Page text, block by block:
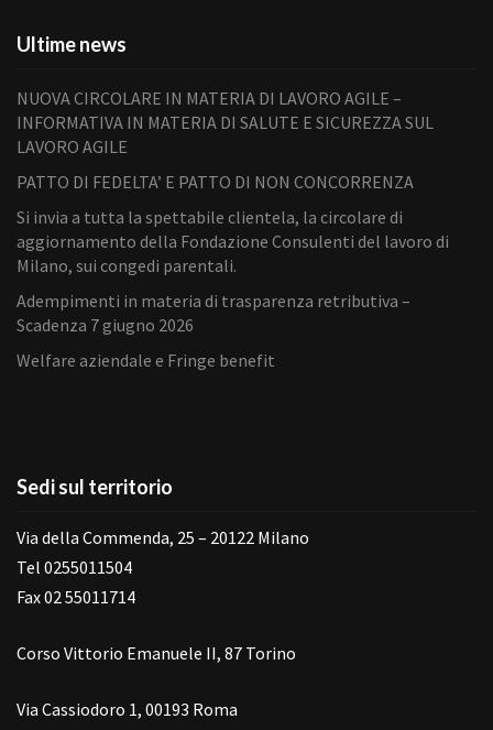
Ultime news
NUOVA CIRCOLARE IN MATERIA DI LAVORO AGILE –
INFORMATIVA IN MATERIA DI SALUTE E SICUREZZA SUL
LAVORO AGILE
PATTO DI FEDELTA’ E PATTO DI NON CONCORRENZA
Si invia a tutta la spettabile clientela, la circolare di
aggiornamento della Fondazione Consulenti del lavoro di
Milano, sui congedi parentali.
Adempimenti in materia di trasparenza retributiva –
Scadenza 7 giugno 2026
Welfare aziendale e Fringe benefit
Sedi sul territorio
Via della Commenda, 25 – 20122 Milano
Tel 0255011504
Fax 02 55011714
Corso Vittorio Emanuele II, 87 Torino
Via Cassiodoro 1, 00193 Roma